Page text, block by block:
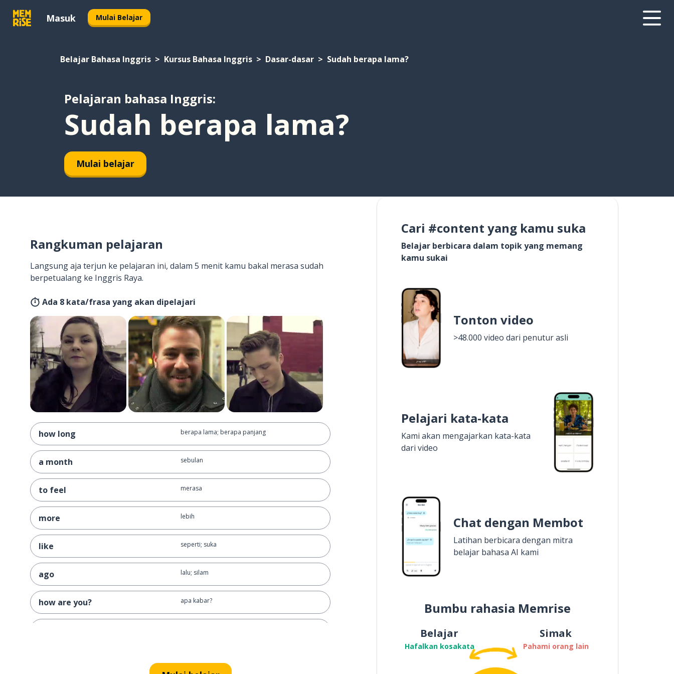
Masuk Mulai Belajar
Belajar Bahasa Inggris Kursus Bahasa Inggris Dasar-dasar Sudah berapa lama?
Pelajaran bahasa Inggris:
Sudah berapa lama?
Mulai belajar
Rangkuman pelajaran
Langsung aja terjun ke pelajaran ini, dalam 5 menit kamu bakal merasa sudah
berpetualang ke Inggris Raya.
Ada 8 kata/frasa yang akan dipelajari
how long berapa lama; berapa panjang
a month sebulan
to feel merasa
more lebih
like seperti; suka
ago lalu; silam
how are you? apa kabar?
Cari #content yang kamu suka
Belajar berbicara dalam topik yang memang
kamu sukai
Tonton video
>48.000 video dari penutur asli
Pelajari kata-kata
Kami akan mengajarkan kata-kata
dari video
Chat dengan Membot
Latihan berbicara dengan mitra
belajar bahasa AI kami
Bumbu rahasia Memrise
Belajar
Hafalkan kosakata
Simak
Pahami orang lain